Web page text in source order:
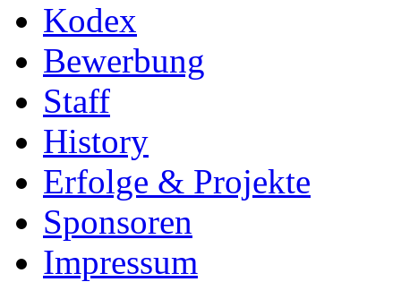
Kodex
Bewerbung
Staff
History
Erfolge & Projekte
Sponsoren
Impressum